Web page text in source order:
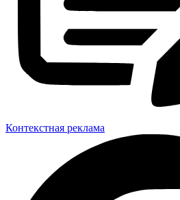
Контекстная реклама